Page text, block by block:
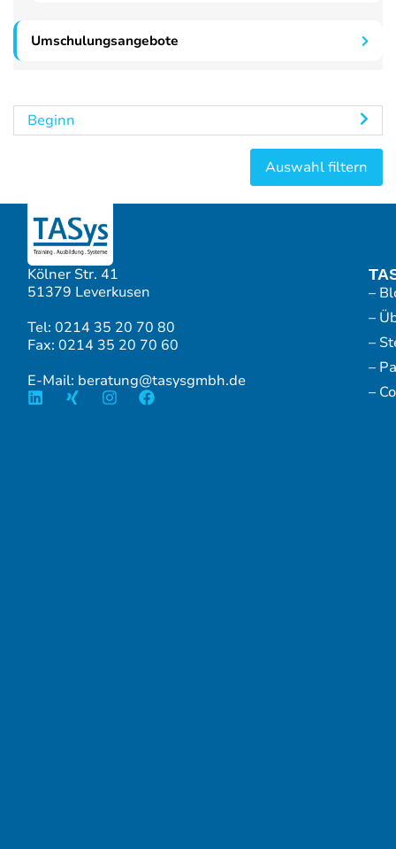
Umschulungsangebote
Beginn
Kölner Str. 41
51379 Leverkusen
Tel: 0214 35 20 70 80
Fax: 0214 35 20 70 60
E-Mail: beratung@tasysgmbh.de
–
–
–
–
–